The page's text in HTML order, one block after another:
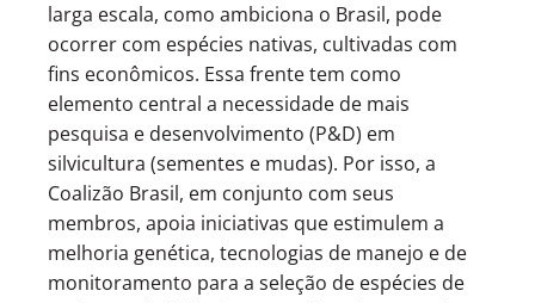
larga escala, como ambiciona o Brasil, pode
ocorrer com espécies nativas, cultivadas com
fins econômicos. Essa frente tem como
elemento central a necessidade de mais
pesquisa e desenvolvimento (P&D) em
silvicultura (sementes e mudas). Por isso, a
Coalizão Brasil, em conjunto com seus
membros, apoia iniciativas que estimulem a
melhoria genética, tecnologias de manejo e de
monitoramento para a seleção de espécies de